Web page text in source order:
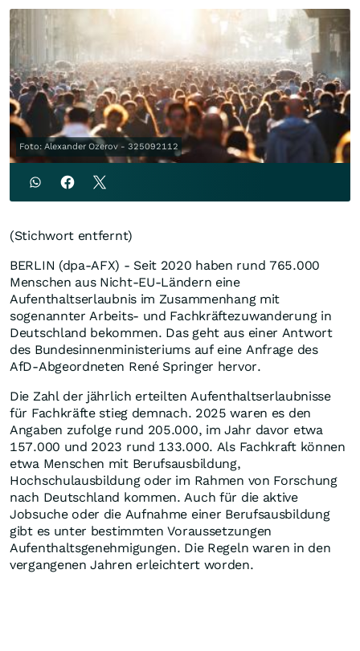
Foto: Alexander Ozerov - 325092112
(Stichwort entfernt)
BERLIN (dpa-AFX) - Seit 2020 haben rund 765.000
Menschen aus Nicht-EU-Ländern eine
Aufenthaltserlaubnis im Zusammenhang mit
sogenannter Arbeits- und Fachkräftezuwanderung in
Deutschland bekommen. Das geht aus einer Antwort
des Bundesinnenministeriums auf eine Anfrage des
AfD-Abgeordneten René Springer hervor.
Die Zahl der jährlich erteilten Aufenthaltserlaubnisse
für Fachkräfte stieg demnach. 2025 waren es den
Angaben zufolge rund 205.000, im Jahr davor etwa
157.000 und 2023 rund 133.000. Als Fachkraft können
etwa Menschen mit Berufsausbildung,
Hochschulausbildung oder im Rahmen von Forschung
nach Deutschland kommen. Auch für die aktive
Jobsuche oder die Aufnahme einer Berufsausbildung
gibt es unter bestimmten Voraussetzungen
Aufenthaltsgenehmigungen. Die Regeln waren in den
vergangenen Jahren erleichtert worden.